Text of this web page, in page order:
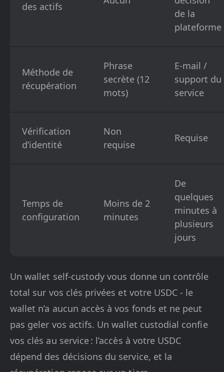
des actifs
de la
plateforme
Méthode de
récupération
Phrase
secrète (12
mots)
E-mail /
support du
service
Vérification
d’identité
Non
requise
Requise
Temps de
configuration
Moins de 2
minutes
De
quelques
minutes à
plusieurs
jours
Un wallet self-custody vous donne un contrôle
total sur vos clés privées et votre USDC - le
wallet n’a aucun accès à vos fonds et ne peut
pas geler vos actifs. Un wallet custodial confie
vos clés au service : l’accès à votre USDC
dépend des décisions du service, et la